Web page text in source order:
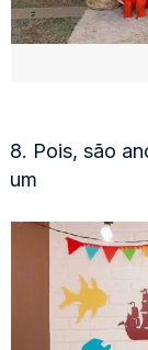
8. Pois, são
um